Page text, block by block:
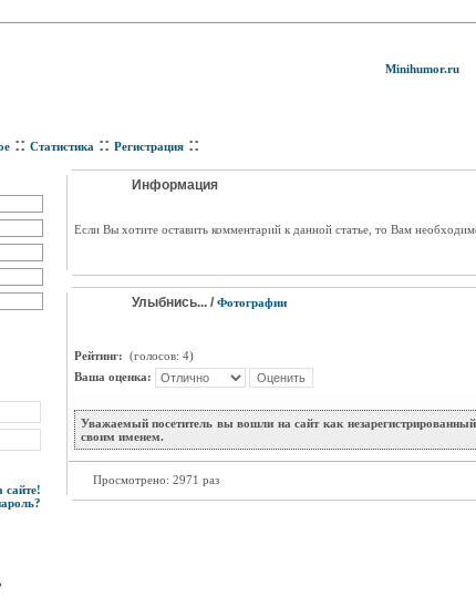
Minihumor.ru
:: Статистика :: Регистрация ::
сайте!
Информация
Eсли Вы хотите оставить комментарий к данной статье, то Вам
Улыбнись... / Фотографии
Рейтинг: (голосов: 4)
Ваша оценка:
Уважаемый посетитель вы вошли на сайт как
своим именем.
Просмотрено: 2971 раз